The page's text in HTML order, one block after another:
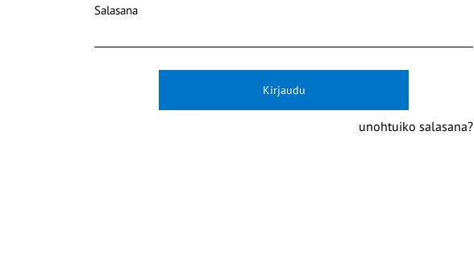
Salasana
unohtuiko salasana?